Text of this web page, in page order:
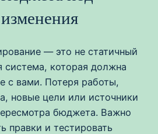
— это не статичный
система, которая должна
с вами. Потеря работы,
новые цели или источники
бюджета. Важно
правки и тестировать